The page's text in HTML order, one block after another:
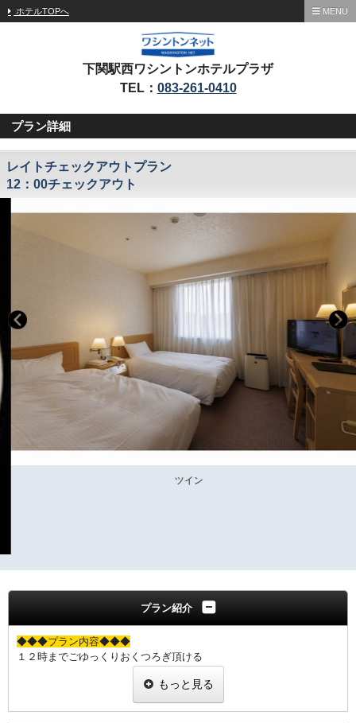
ホテルTOPへ MENU
下関駅西ワシントンホテルプラザ
TEL： 083-261-0410
プラン詳細
レイトチェックアウトプラン
12：00チェックアウト
ツイン
プラン紹介
◆◆◆プラン内容◆◆◆
１２時までごゆっくりおくつろぎ頂ける
JR下関駅から徒歩２分の好立地
もっと見る